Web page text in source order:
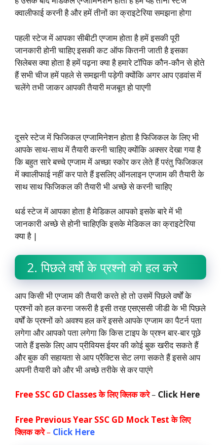
क्वालीफाई करनी है और हमें तीनों का क्राइटेरिया समझना होगा
पहली स्टेज में आपका सीबीटी एग्जाम होता है हमें इसकी पूरी
जानकारी होनी चाहिए इसकी कट ऑफ कितनी जाती है इसका
सिलेबस क्या होता है हमें पढ़ना क्या है हमारे टॉपिक कौन-कौन से होते
हैं सभी चीज हमें पहले से समझनी पड़ेगी क्योंकि अगर आप एडवांस में
चलेंगे तभी जाकर आपकी तैयारी मजबूत हो पाएगी
दूसरे स्टेज में फिजिकल एग्जामिनेशन होता है फिजिकल के लिए भी
आपके साथ-साथ में तैयारी करनी चाहिए क्योंकि अक्सर देखा गया है
कि बहुत सारे बच्चे एग्जाम में अच्छा स्कोर कर लेते हैं परंतु फिजिकल
में क्वालीफाई नहीं कर पाते हैं इसलिए ऑनलाइन एग्जाम की तैयारी के
साथ साथ फिजिकल की तैयारी भी अच्छे से करनी चाहिए
थर्ड स्टेज में आपका होता है मेडिकल आपको इसके बारे में भी
जानकारी अच्छे से होनी चाहिएकि इसके मेडिकल का क्राइटेरिया
क्या है |
2. पिछले वर्षो के प्रश्नो को हल करे
आप किसी भी एग्जाम की तैयारी करते हो तो उसमें पिछले वर्षों के
प्रश्नों को हल करना जरूरी है इसी तरह एसएससी जीडी के भी पिछले
वर्षों के प्रश्नों को अवश्य हल करें इससे आपके एग्जाम का पैटर्न पता
लगेगा और आपको पता लगेगा कि किस टाइप के प्रश्न बार-बार पूछे
जाते हैं इसके लिए आप प्रीवियस ईयर की कोई बुक खरीद सकते हैं
और बुक की सहायता से आप प्रैक्टिस सेट लगा सकते हैं इससे आप
अपनी तैयारी को और भी अच्छे तरीके से कर पाएंगे
Free SSC GD Classesके लिए क्लिक करे– Click Here
Free Previous Year SSC GD Mock Test के लिए
क्लिक करे– Click Here